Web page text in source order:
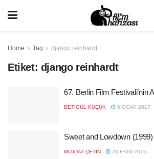
Home Tag django reinhardt
Etiket: django reinhardt
67. Berlin Film Festivali’nin
BETIGÜL KÜÇÜK 6 OCAK 2017
Sweet and Lowdown (1999)
MÜJDAT ÇETIN 28 EKIM 2015